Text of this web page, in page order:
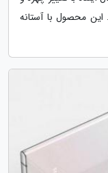
این محصول با آستانه